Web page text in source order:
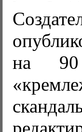
на